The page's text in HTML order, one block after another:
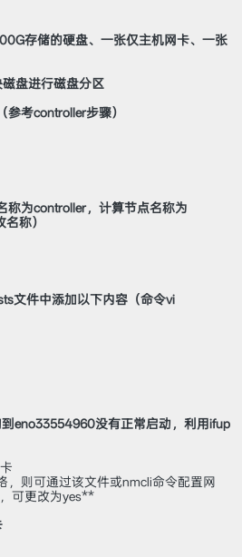
存储的硬盘、一张仅主机网卡、一张
盘进行磁盘分区
考controller步骤）
称为controller，计算节点名称为
称）
文件中添加以下内容（命令vi
eno33554960没有正常启动，利用ifup
，则可通过该文件或nmcli命令配置网
可更改为yes**